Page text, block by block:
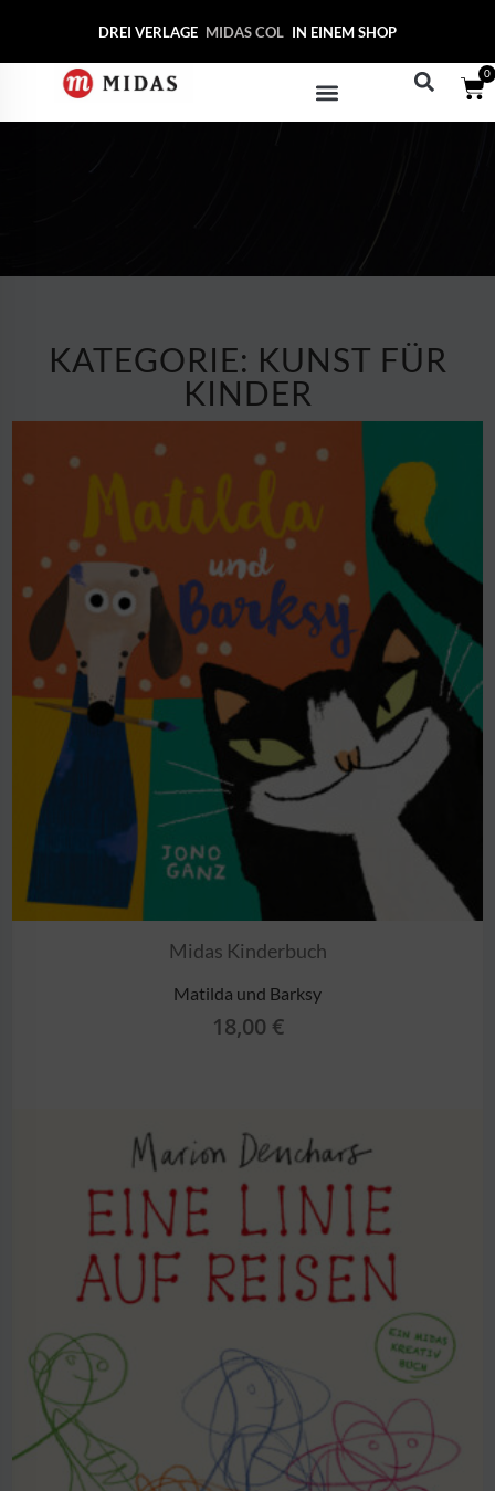
DREI VERLAGE MIDAS COLLECTION IN EINEM SHOP
0
KATEGORIE: KUNST FÜR
KINDER
Midas Kinderbuch
Matilda und Barksy
18,00 €